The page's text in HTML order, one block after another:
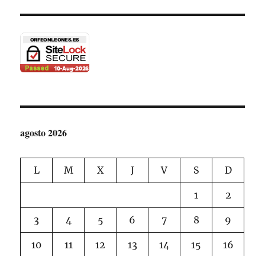
EL
agosto 2026
L M X J V S D
1 2
3 4 5 6 7 8 9
10 11 12 13 14 15 16